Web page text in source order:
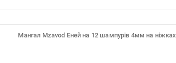
Мангал Mzavod Еней на 12 шампурів 4мм на ніжках